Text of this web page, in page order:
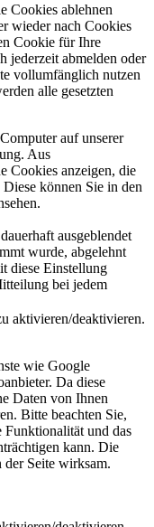
Cookies ablehnen
wieder nach Cookies
Cookie für Ihre
jederzeit abmelden oder
vollumfänglich nutzen
alle gesetzten
auf unserer
Aus
Cookies anzeigen, die
können Sie in den
ausgeblendet
wurde, abgelehnt
diese Einstellung
bei jedem
aktivieren/deaktivieren.
wie Google
Da diese
Daten von Ihnen
Bitte beachten Sie,
Funktionalität und das
kann. Die
der Seite wirksam.